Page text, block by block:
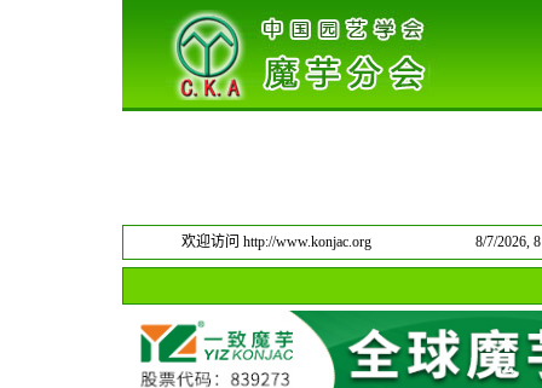
欢迎访问 http://www.konjac.org 8/7/2026,